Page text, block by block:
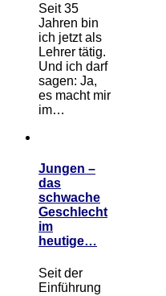
Seit 35
Jahren bin
ich jetzt als
Lehrer tätig.
Und ich darf
sagen: Ja,
es macht mir
im…
Jungen –
das
schwache
Geschlecht
im
heutige…
Seit der
Einführung